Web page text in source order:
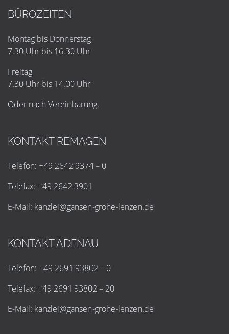
BÜROZEITEN
Montag bis Donnerstag
7.30 Uhr bis 16.30 Uhr
Freitag
7.30 Uhr bis 14.00 Uhr
Oder nach Vereinbarung.
KONTAKT REMAGEN
Telefon: +49 2642 9374 – 0
Telefax: +49 2642 3901
E-Mail: kanzlei@gansen-grohe-lenzen.de
KONTAKT ADENAU
Telefon: +49 2691 93802 – 0
Telefax: +49 2691 93802 – 20
E-Mail: kanzlei@gansen-grohe-lenzen.de